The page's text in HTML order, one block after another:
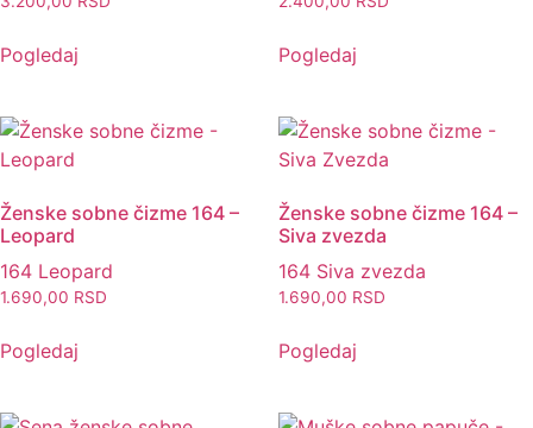
Pogledaj Pogledaj
Ženske sobne čizme 164 –
Leopard
164 Leopard
1.690,00 RSD
Pogledaj
Ženske sobne čizme 164 –
Siva zvezda
164 Siva zvezda
1.690,00 RSD
Pogledaj